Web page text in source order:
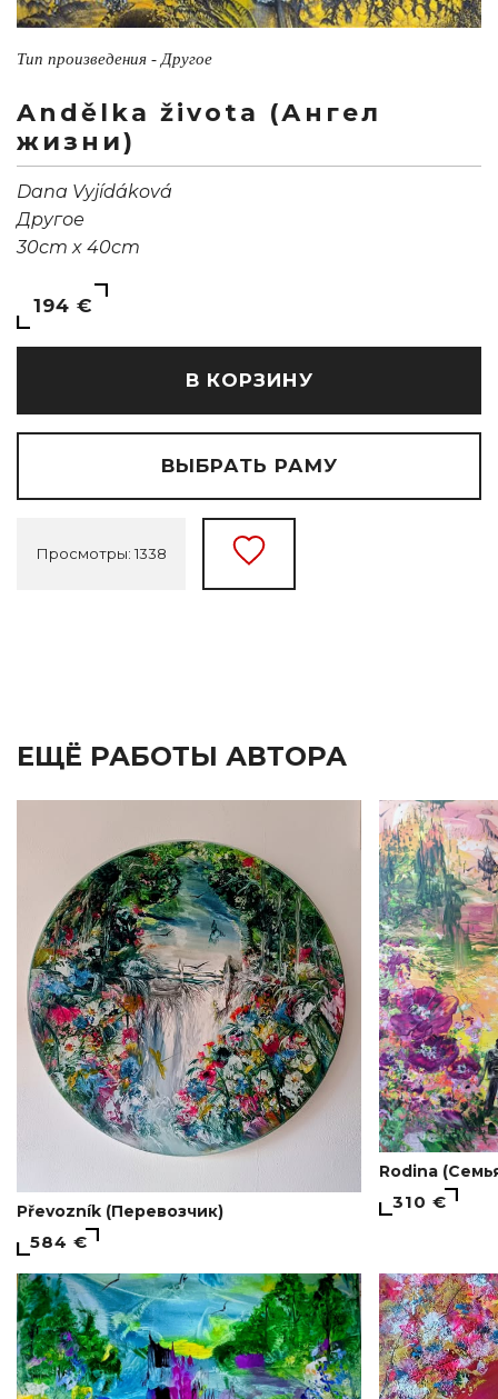
Тип произведения - Другое
Andělka života (Ангел
жизни)
Dana Vyjídáková
Другое
30cm x 40cm
194 €
В КОРЗИНУ
ВЫБРАТЬ РАМУ
Просмотры: 1338
ЕЩЁ РАБОТЫ АВТОРА
Převozník (Перевозчик)
584 €
Rodina
310 €